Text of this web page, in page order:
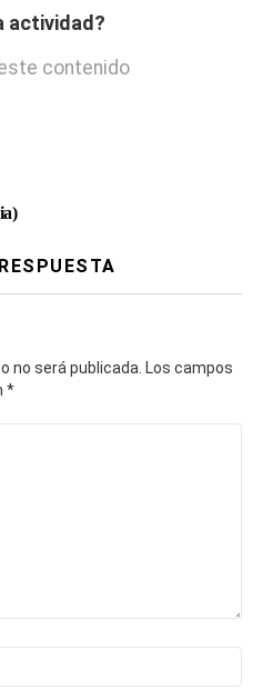
actividad?
contenido
no será publicada. Los campos
*